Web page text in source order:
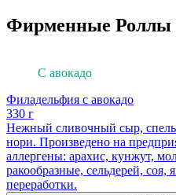
Фирменные Роллы
С авокадо
Филадельфия с авокадо
330 г
Нежный сливочный сыр,
нори. Произведено на
аллергены: арахис, кунжут,
ракообразные, сельдерей, соя,
переработки.